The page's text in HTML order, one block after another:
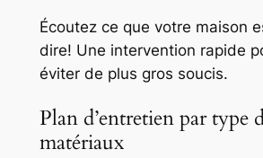
Écoutez ce que votre maison
dire! Une intervention rapide
éviter de plus gros soucis.
Plan d’entretien par type
matériaux